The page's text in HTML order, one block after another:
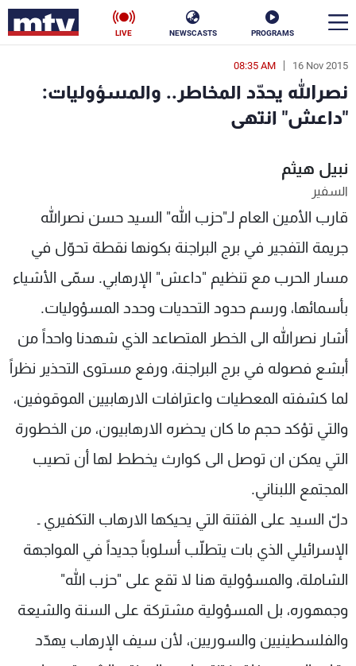
PROGRAMS
NEWSCASTS
LIVE
16 Nov 2015
08:35 AM
نصرالله يحدّد المخاطر.. والمسؤوليات:
"داعش" انتهى
نبيل هيثم
السفير
قارب الأمين العام لـ"حزب الله" السيد حسن نصرالله
جريمة التفجير في برج البراجنة بكونها نقطة تحوّل في
مسار الحرب مع تنظيم "داعش" الإرهابي. سمّى الأشياء
بأسمائها، ورسم حدود التحديات وحدد المسؤوليات.
أشار نصرالله الى الخطر المتصاعد الذي شهدنا واحداً من
أبشع فصوله في برج البراجنة، ورفع مستوى التحذير نظراً
لما كشفته المعطيات واعترافات الارهابيين الموقوفين،
والتي تؤكد حجم ما كان يحضره الارهابيون، من الخطورة
التي يمكن ان توصل الى كوارث يخطط لها أن تصيب
المجتمع اللبناني.
دلّ السيد على الفتنة التي يحيكها الارهاب التكفيري ـ
الإسرائيلي الذي بات يتطلّب أسلوباً جديداً في المواجهة
الشاملة، والمسؤولية هنا لا تقع على "حزب الله"
وجمهوره، بل المسؤولية مشتركة على السنة والشيعة
والفلسطينيين والسوريين، لأن سيف الإرهاب يهدّد
en
الأخبار
إقتصاد
منوعات رياضة
كأس العالم
البرامج
جدول البرامج
شاهد البرامج
الترددات
الإنـتـاج
تواصل معنا